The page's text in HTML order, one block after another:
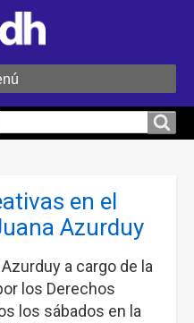
en el
Azurduy
a cargo de la
los Derechos
los sábados en la